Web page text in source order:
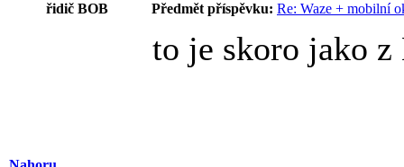
řidič BOB
Předmět příspěvku: Re: Waze + mobilní
to je skoro jako